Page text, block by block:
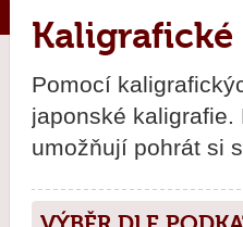
Kaligrafické
Pomocí
japonské
umožňují pohrát si